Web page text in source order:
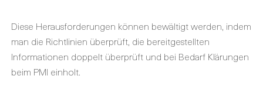
Diese Herausforderungen können bewältigt werden, indem
man die Richtlinien überprüft, die bereitgestellten
Informationen doppelt überprüft und bei Bedarf Klärungen
beim PMI einholt.